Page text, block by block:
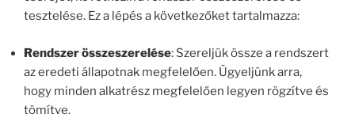
tesztelése. Ez a lépés a következőket tartalmazza:
Rendszer összeszerelése: Szereljük össze a rendszert
az eredeti állapotnak megfelelően. Ügyeljünk arra,
hogy minden alkatrész megfelelően legyen rögzítve és
tömítve.